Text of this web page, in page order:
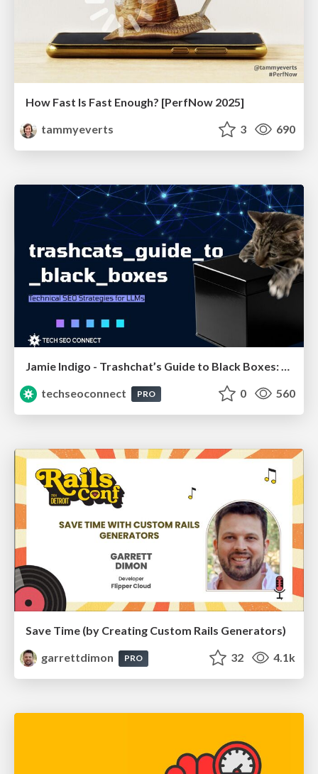
How Fast Is Fast Enough? [PerfNow 2025]
tammyeverts
3 690
Jamie Indigo - Trashchat’s Guide to Black Boxes: Technical SEO Tactics for LLMs
techseoconnect
PRO 0 560
Save Time (by Creating Custom Rails Generators)
garrettdimon
PRO 32 4.1k